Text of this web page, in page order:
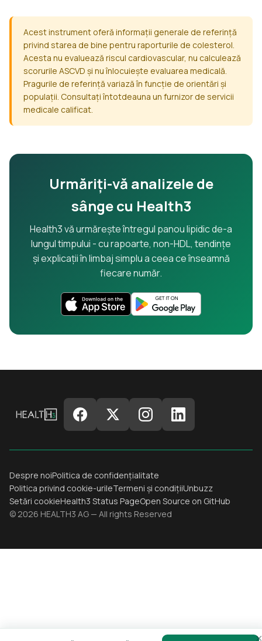
Acest instrument oferă informații generale de referință
privind starea de bine pentru raporturile de colesterol.
Acesta nu evaluează riscul cardiovascular, nu calculează
scorurile ASCVD și nu înlocuiește evaluarea medicală.
Pragurile de referință variază în funcție de orientări și
populații. Consultați întotdeauna un furnizor de servicii
medicale calificat.
Urmăriți-vă analizele de
sânge cu Health3
Health3 vă urmărește întregul panou lipidic de-a
lungul timpului - cu rapoarte, non-HDL, tendințe
și explicații în limbaj simplu a ceea ce înseamnă
fiecare număr.
Despre noiPolitica de confidențialitate
Politica privind cookie-urileTermeni și condițiiUnbuzz
Setări cookieHealth3 Status PageOpen Source on GitHub
© 2026 HEALTH3 AG — All rights Reserved
×